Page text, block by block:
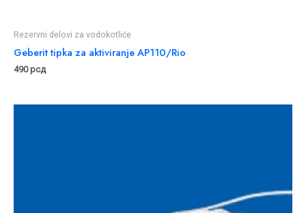
Rezervni delovi za vodokotliće
Geberit tipka za aktiviranje AP110/Rio
490рсд